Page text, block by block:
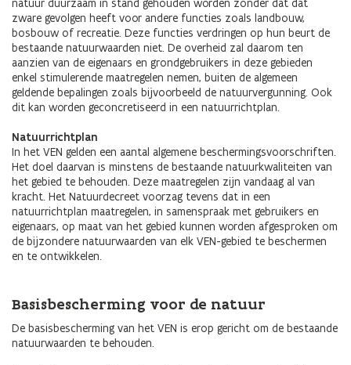
natuur duurzaam in stand gehouden worden zonder dat dat
zware gevolgen heeft voor andere functies zoals landbouw,
bosbouw of recreatie. Deze functies verdringen op hun beurt de
bestaande natuurwaarden niet. De overheid zal daarom ten
aanzien van de eigenaars en grondgebruikers in deze gebieden
enkel stimulerende maatregelen nemen, buiten de algemeen
geldende bepalingen zoals bijvoorbeeld de natuurvergunning. Ook
dit kan worden geconcretiseerd in een natuurrichtplan.
Natuurrichtplan
In het VEN gelden een aantal algemene beschermingsvoorschriften.
Het doel daarvan is minstens de bestaande natuurkwaliteiten van
het gebied te behouden. Deze maatregelen zijn vandaag al van
kracht. Het Natuurdecreet voorzag tevens dat in een
natuurrichtplan maatregelen, in samenspraak met gebruikers en
eigenaars, op maat van het gebied kunnen worden afgesproken om
de bijzondere natuurwaarden van elk VEN-gebied te beschermen
en te ontwikkelen.
Basisbescherming voor de natuur
De basisbescherming van het VEN is erop gericht om de bestaande
natuurwaarden te behouden.